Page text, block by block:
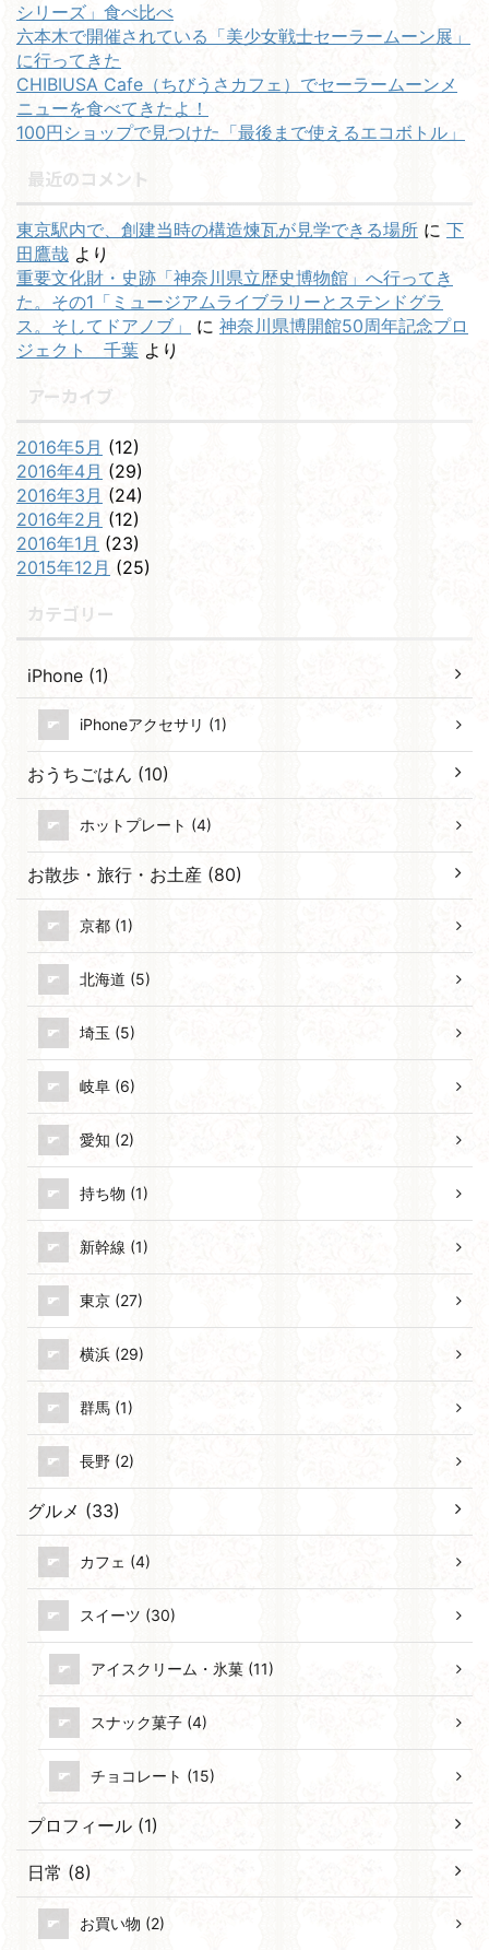
シリーズ」食べ比べ
六本木で開催されている「美少女戦士セーラームーン展」
に行ってきた
CHIBIUSA Cafe（ちびうさカフェ）でセーラームーンメ
ニューを食べてきたよ！
100円ショップで見つけた「最後まで使えるエコボトル」
最近のコメント
東京駅内で、創建当時の構造煉瓦が見学できる場所 に 下
田鷹哉 より
重要文化財・史跡「神奈川県立歴史博物館」へ行ってき
た。その1「ミュージアムライブラリーとステンドグラ
ス。そしてドアノブ」
に 神奈川県博開館50周年記念プロ
ジェクト 千葉 より
アーカイブ
2016年5月 (12)
2016年4月 (29)
2016年3月 (24)
2016年2月 (12)
2016年1月 (23)
2015年12月 (25)
カテゴリー
iPhone (1)
iPhoneアクセサリ (1)
おうちごはん (10)
ホットプレート (4)
お散歩・旅行・お土産 (80)
京都 (1)
北海道 (5)
埼玉 (5)
岐阜 (6)
愛知 (2)
持ち物 (1)
新幹線 (1)
東京 (27)
横浜 (29)
群馬 (1)
長野 (2)
グルメ (33)
カフェ (4)
スイーツ (30)
アイスクリーム・氷菓 (11)
スナック菓子 (4)
チョコレート (15)
プロフィール (1)
日常 (8)
お買い物 (2)